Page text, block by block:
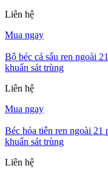
Liên hệ
Mua ngay
Bộ béc cá sấu ren ngoài
khuẩn sát trùng
Liên hệ
Mua ngay
Béc hỏa tiễn ren ngoài 21
khuẩn sát trùng
Liên hệ